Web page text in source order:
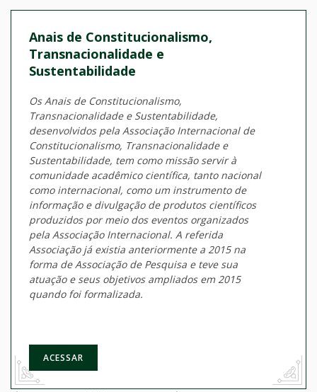
Anais de Constitucionalismo,
Transnacionalidade e
Sustentabilidade
Os Anais de Constitucionalismo,
Transnacionalidade e Sustentabilidade,
desenvolvidos pela Associação Internacional de
Constitucionalismo, Transnacionalidade e
Sustentabilidade, tem como missão servir à
comunidade acadêmico científica, tanto nacional
como internacional, como um instrumento de
informação e divulgação de produtos científicos
produzidos por meio dos eventos organizados
pela Associação Internacional. A referida
Associação já existia anteriormente a 2015 na
forma de Associação de Pesquisa e teve sua
atuação e seus objetivos ampliados em 2015
quando foi formalizada.
ACESSAR